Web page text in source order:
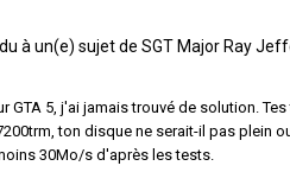
à un(e) sujet deSGT Major Ray
GTA 5, j'ai jamais trouvé de solution.
ton disque ne serait-il pas plein
30Mo/s d'après les tests.